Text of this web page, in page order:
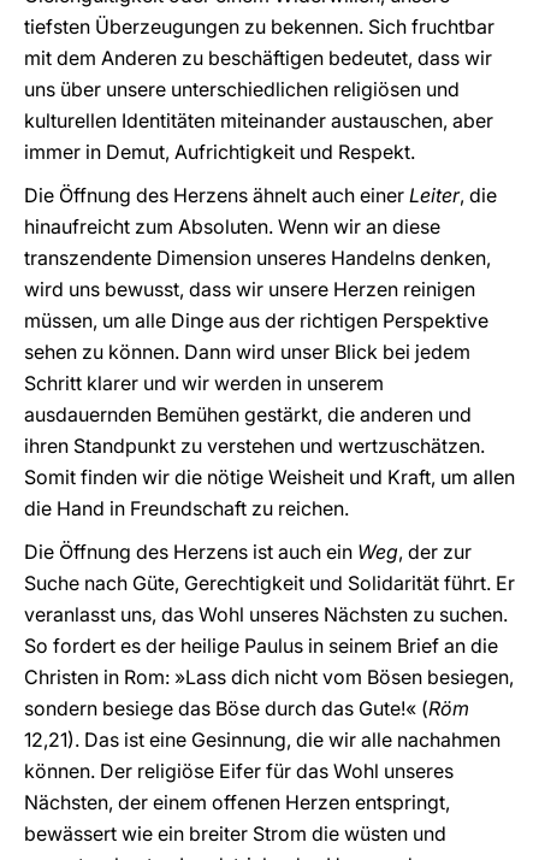
tiefsten Überzeugungen zu bekennen. Sich fruchtbar
mit dem Anderen zu beschäftigen bedeutet, dass wir
uns über unsere unterschiedlichen religiösen und
kulturellen Identitäten miteinander austauschen, aber
immer in Demut, Aufrichtigkeit und Respekt.
Die Öffnung des Herzens ähnelt auch einer Leiter, die
hinaufreicht zum Absoluten. Wenn wir an diese
transzendente Dimension unseres Handelns denken,
wird uns bewusst, dass wir unsere Herzen reinigen
müssen, um alle Dinge aus der richtigen Perspektive
sehen zu können. Dann wird unser Blick bei jedem
Schritt klarer und wir werden in unserem
ausdauernden Bemühen gestärkt, die anderen und
ihren Standpunkt zu verstehen und wertzuschätzen.
Somit finden wir die nötige Weisheit und Kraft, um allen
die Hand in Freundschaft zu reichen.
Die Öffnung des Herzens ist auch ein Weg, der zur
Suche nach Güte, Gerechtigkeit und Solidarität führt. Er
veranlasst uns, das Wohl unseres Nächsten zu suchen.
So fordert es der heilige Paulus in seinem Brief an die
Christen in Rom: »Lass dich nicht vom Bösen besiegen,
sondern besiege das Böse durch das Gute!« (Röm
12,21). Das ist eine Gesinnung, die wir alle nachahmen
können. Der religiöse Eifer für das Wohl unseres
Nächsten, der einem offenen Herzen entspringt,
bewässert wie ein breiter Strom die wüsten und